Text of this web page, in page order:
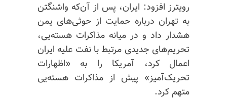
رویترز افزود: ایران، پس از آن‌که واشنگتن
به تهران درباره حمایت از حوثی‌های یمن
هشدار داد و در میانه مذاکرات هسته‌یی،
تحریم‌های جدیدی مرتبط با نفت علیه ایران
اعمال کرد، آمریکا را به «اظهارات
تحریک‌آمیز» پیش از مذاکرات هسته‌یی
متهم کرد.